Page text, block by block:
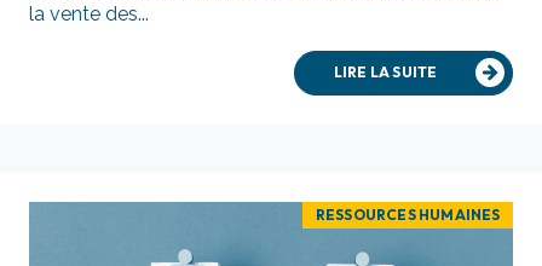
la vente des...
LIRE LA SUITE
RESSOURCES HUMAINES